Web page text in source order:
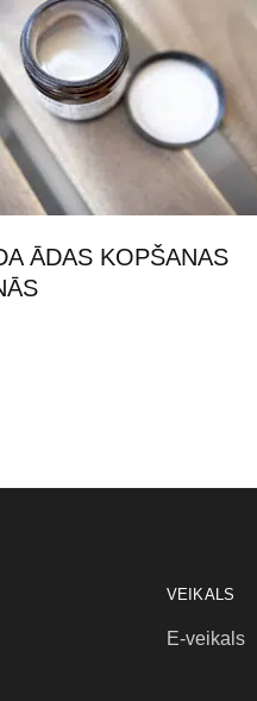
ĀDAS KOPŠANAS
VEIKALS
E-veikals